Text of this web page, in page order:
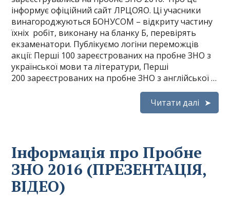
інформує офіційний сайт ЛРЦОЯО. Ці учасники
винагороджуються БОНУСОМ – відкриту частину
їхніх робіт, виконану на бланку Б, перевірять
екзаменатори. Публікуємо логіни переможців
акції: Перші 100 зареєстрованих на пробне ЗНО з
української мови та літератури, Перші
200 зареєстрованих на пробне ЗНО з англійської …
Читати далі
Інформація про Пробне
ЗНО 2016 (ПРЕЗЕНТАЦІЯ,
ВІДЕО)